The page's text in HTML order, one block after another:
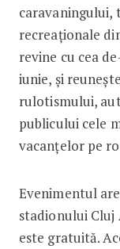
recreaționale
revine cu cea
iunie, și
rulotismului,
publicului cele
vacanțelor pe
Evenimentul
stadionului
este gratuită.